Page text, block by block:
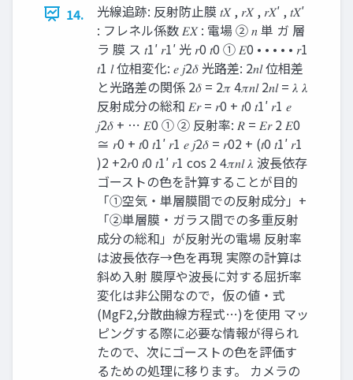
14.
光線追跡: 反射防止膜 𝑡𝑋 , 𝑟𝑋 , 𝑟𝑋′ , 𝑡𝑋′
: フレネル係数 𝐸𝑋 : 電場 ② 𝑛 単 ガ 層
ラ 膜 ス 𝑡1′ 𝑟1′ 光 𝑟0 𝑡0 ① 𝐸0 • • • • • 𝑟1
𝑡1 𝑙 位相変化: 𝑒 𝑗2𝛿 光路差: 2𝑛𝑙 位相差
と光路差の関係 2𝛿 = 2𝜋 4𝜋𝑛𝑙 2𝑛𝑙 = 𝜆 𝜆
反射成分の総和 𝐸𝑟 = 𝑟0 + 𝑡0 𝑡1′ 𝑟1 𝑒
𝑗2𝛿 + ⋯ 𝐸0 ① ② 反射率: 𝑅 = 𝐸𝑟 2 𝐸0
≅ 𝑟0 + 𝑡0 𝑡1′ 𝑟1 𝑒 𝑗2𝛿 = 𝑟02 + (𝑡0 𝑡1′ 𝑟1
)2 +2𝑟0 𝑡0 𝑡1′ 𝑟1 cos 2 4𝜋𝑛𝑙 𝜆 波長依存
ゴーストの色を計算することが目的
「①空気・単層膜間での反射成分」+
「②単層膜・ガラス間での多重反射
成分の総和」が反射光の電場 反射率
は波長依存→色を再現 実際の計算は
斜め入射 膜厚や波長に対する屈折率
変化は非公開なので，仮の値・式
(MgF2,分散曲線方程式…)を使用 マッ
ピングする際に必要な情報が得られ
たので、次にゴーストの色を評価す
るための処理に移ります。 カメラの